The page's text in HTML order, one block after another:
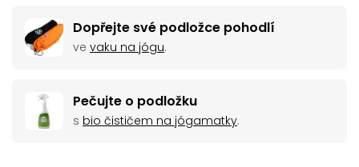
Dopřejte své podložce pohodlí
ve vaku na jógu.
Pečujte o podložku
s bio čističem na jógamatky.